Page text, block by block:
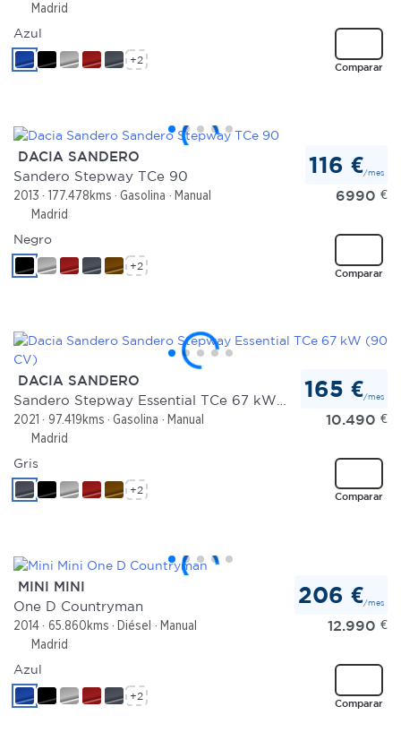
Madrid
Comparar
Azul
+2
DACIA SANDERO
Sandero Stepway TCe 90
2013 177.478kms Gasolina
Manual
Madrid
116 €/mes
6990 €
Comparar
Negro
+2
DACIA SANDERO
2021 97.419kms Gasolina
Manual
Madrid
165 €/mes
10.490 €
Comparar
Gris
+2
MINI MINI
One D Countryman
2014 65.860kms Diésel
Manual
Madrid
206 €/mes
12.990 €
Comparar
Azul
+2